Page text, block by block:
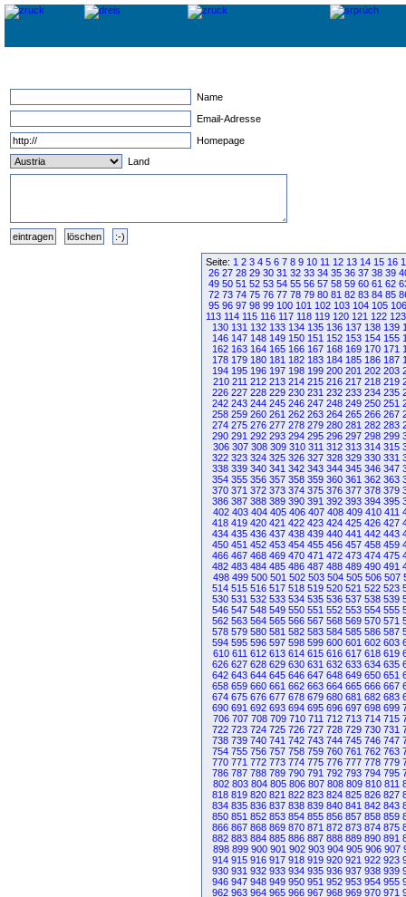
Name
Email-Adresse
Homepage
Land
Seite: 1 2 3 4 5 6 7 8 9 10 11 12 13 14 15 16
26 27 28 29 30 31 32 33 34 35 36 37 38 39
49 50 51 52 53 54 55 56 57 58 59 60 61 62
72 73 74 75 76 77 78 79 80 81 82 83 84 85
95 96 97 98 99 100 101 102 103 104 105 106
113 114 115 116 117 118 119 120 121 122 123
130 131 132 133 134 135 136 137 138 139
146 147 148 149 150 151 152 153 154 155
162 163 164 165 166 167 168 169 170 171
178 179 180 181 182 183 184 185 186 187
194 195 196 197 198 199 200 201 202 203
210 211 212 213 214 215 216 217 218 219
226 227 228 229 230 231 232 233 234 235
242 243 244 245 246 247 248 249 250 251
258 259 260 261 262 263 264 265 266 267
274 275 276 277 278 279 280 281 282 283
290 291 292 293 294 295 296 297 298 299
306 307 308 309 310 311 312 313 314 315
322 323 324 325 326 327 328 329 330 331
338 339 340 341 342 343 344 345 346 347
354 355 356 357 358 359 360 361 362 363
370 371 372 373 374 375 376 377 378 379
386 387 388 389 390 391 392 393 394 395
402 403 404 405 406 407 408 409 410 411
418 419 420 421 422 423 424 425 426 427
434 435 436 437 438 439 440 441 442 443
450 451 452 453 454 455 456 457 458 459
466 467 468 469 470 471 472 473 474 475
482 483 484 485 486 487 488 489 490 491
498 499 500 501 502 503 504 505 506 507
514 515 516 517 518 519 520 521 522 523
530 531 532 533 534 535 536 537 538 539
546 547 548 549 550 551 552 553 554 555
562 563 564 565 566 567 568 569 570 571
578 579 580 581 582 583 584 585 586 587
594 595 596 597 598 599 600 601 602 603
610 611 612 613 614 615 616 617 618 619
626 627 628 629 630 631 632 633 634 635
642 643 644 645 646 647 648 649 650 651
658 659 660 661 662 663 664 665 666 667
674 675 676 677 678 679 680 681 682 683
690 691 692 693 694 695 696 697 698 699
706 707 708 709 710 711 712 713 714 715
722 723 724 725 726 727 728 729 730 731
738 739 740 741 742 743 744 745 746 747
754 755 756 757 758 759 760 761 762 763
770 771 772 773 774 775 776 777 778 779
786 787 788 789 790 791 792 793 794 795
802 803 804 805 806 807 808 809 810 811
818 819 820 821 822 823 824 825 826 827
834 835 836 837 838 839 840 841 842 843
850 851 852 853 854 855 856 857 858 859
866 867 868 869 870 871 872 873 874 875
882 883 884 885 886 887 888 889 890 891
898 899 900 901 902 903 904 905 906 907
914 915 916 917 918 919 920 921 922 923
930 931 932 933 934 935 936 937 938 939
946 947 948 949 950 951 952 953 954 955
962 963 964 965 966 967 968 969 970 971